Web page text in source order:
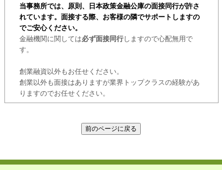
当事務所では、原則、日本政策金融公庫の面接同行が許さ
れています。面接する際、お客様の隣でサポートしますの
でご安心ください。
金融機関に関しては必ず面接同行しますので心配無用で
す。
創業融資以外もお任せください。
創業以外も面接はありますが業界トップクラスの経験があ
りますのでお任せください。